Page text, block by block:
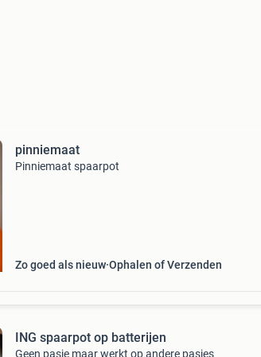
pinniemaat
Pinniemaat spaarpot
Zo goed als nieuw Ophalen of Verzenden
ING spaarpot op batterijen
Geen pasje maar werkt op andere pasjes